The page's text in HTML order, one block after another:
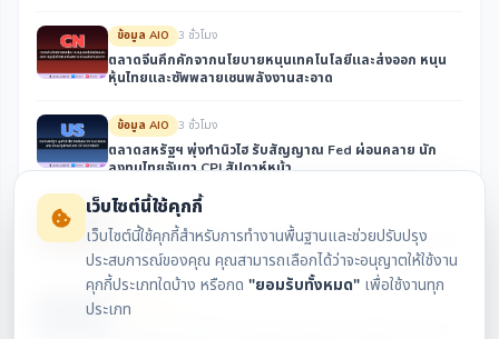
ข้อมูล AIO 3 ชั่วโมง
ตลาดจีนคึกคักจากนโยบายหนุนเทคโนโลยีและส่งออก หนุน
หุ้นไทยและซัพพลายเชนพลังงานสะอาด
ข้อมูล AIO 3 ชั่วโมง
ตลาดสหรัฐฯ พุ่งทำนิวไฮ รับสัญญาณ Fed ผ่อนคลาย นัก
ลงทุนไทยจับตา CPI สัปดาห์หน้า
ข้อมูล AIO 3 ชั่วโมง
ตลาดหุ้นไทยรับแรงหนุนจากปัจจัยต่างประเทศและนโยบายรัฐ
ท่ามกลางการเมืองในประเทศที่ยังต้องจับตา
ข้อมูล AIO
เว็บไซต์นี้ใช้คุกกี้
เว็บไซต์นี้ใช้คุกกี้สำหรับการทำงานพื้นฐานและช่วยปรับปรุง
ประสบการณ์ของคุณ คุณสามารถเลือกได้ว่าจะอนุญาตให้ใช้งาน
คุกกี้ประเภทใดบ้าง หรือกด "ยอมรับทั้งหมด" เพื่อใช้งานทุก
ประเภท